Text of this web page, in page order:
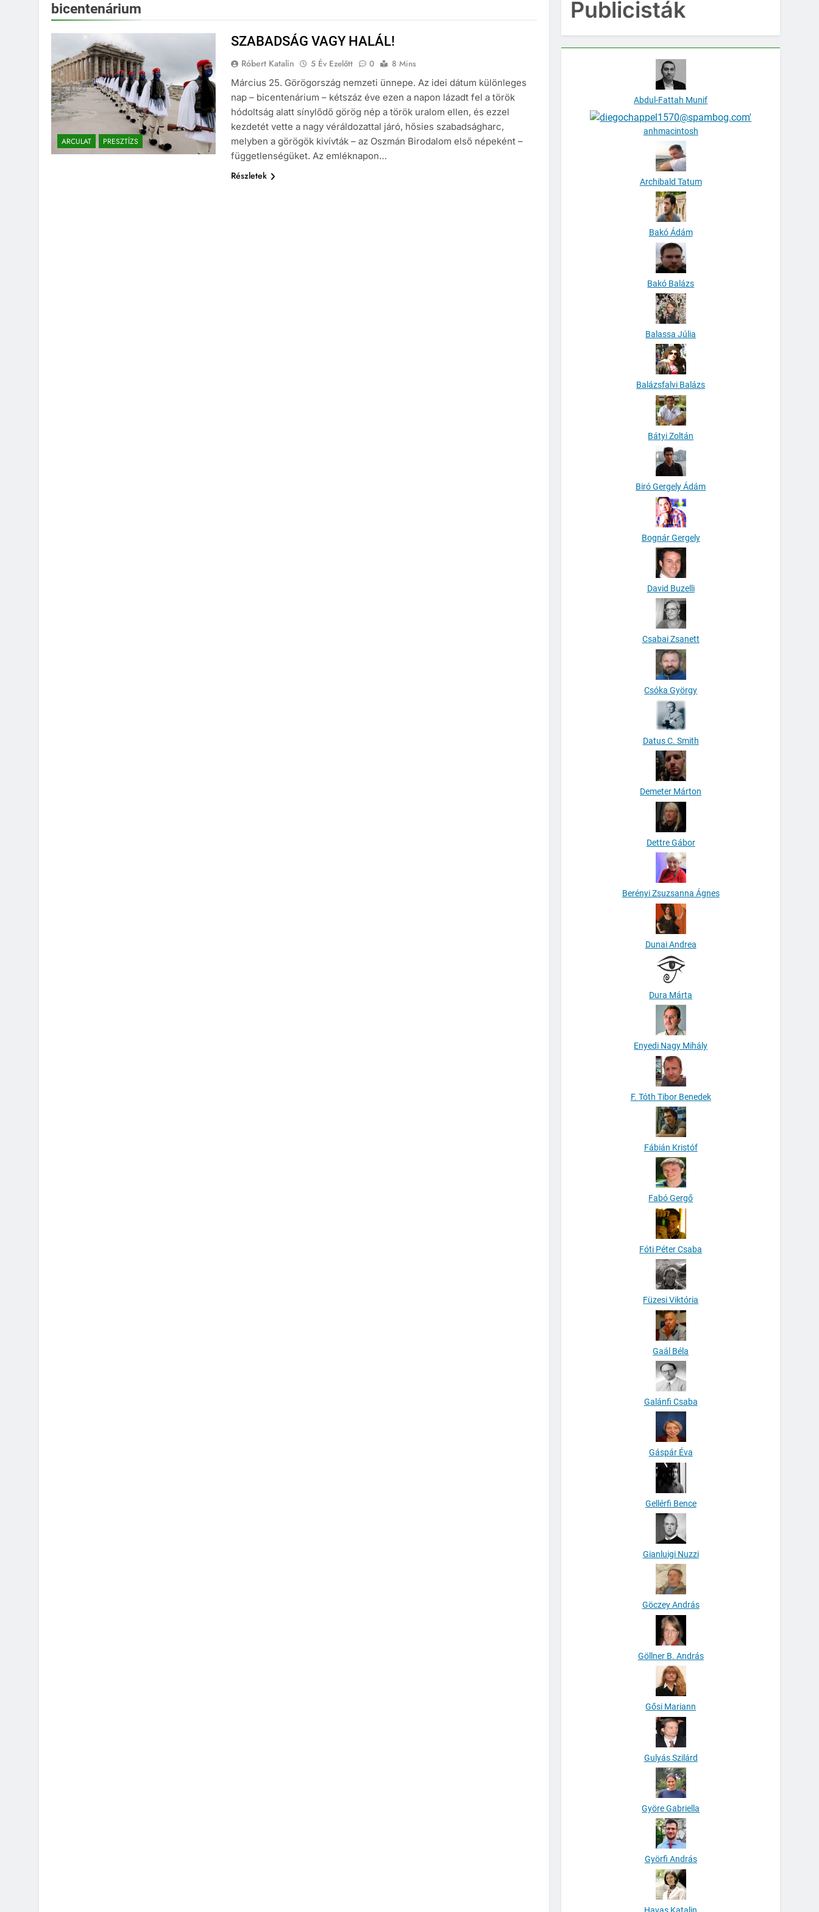
bicentenárium
ARCULAT PRESZTÍZS
SZABADSÁG VAGY HALÁL!
Róbert Katalin 5 Év Ezelőtt 0
8 Mins
Március 25. Görögország nemzeti ünnepe. Az idei dátum különleges
nap – bicentenárium – kétszáz éve ezen a napon lázadt fel a török
hódoltság alatt sínylődő görög nép a török uralom ellen, és ezzel
kezdetét vette a nagy véráldozattal járó, hősies szabadságharc,
melyben a görögök kivívták – az Oszmán Birodalom első népeként –
függetlenségüket. Az emléknapon…
Részletek
Publicisták
Abdul-Fattah Munif
anhmacintosh
Archibald Tatum
Bakó Ádám
Bakó Balázs
Balassa Júlia
Balázsfalvi Balázs
Bátyi Zoltán
Biró Gergely Ádám
Bognár Gergely
David Buzelli
Csabai Zsanett
Csóka György
Datus C. Smith
Demeter Márton
Dettre Gábor
Berényi Zsuzsanna Ágnes
Dunai Andrea
Dura Márta
Enyedi Nagy Mihály
F. Tóth Tibor Benedek
Fábián Kristóf
Fabó Gergő
Fóti Péter Csaba
Füzesi Viktória
Gaál Béla
Galánfi Csaba
Gáspár Éva
Gellérfi Bence
Gianluigi Nuzzi
Göczey András
Göllner B. András
Gősi Mariann
Gulyás Szilárd
Györe Gabriella
Györfi András
Havas Katalin